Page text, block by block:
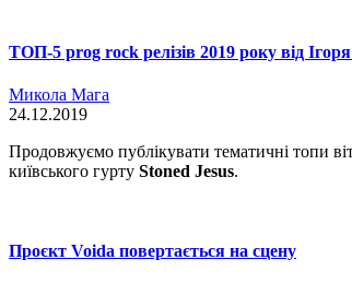
ТОП-5 prog rock релізів 2019 року від
Микола Мага
24.12.2019
Продовжуємо публікувати тематичні топи
київського гурту Stoned Jesus.
Проєкт Voida повертається на сцену